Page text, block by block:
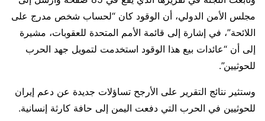
مجلس الأمن الدولي، أن الوقود كان “لحساب شخص مدرج على
اللائحة”، في إشارة إلى قائمة الأمم المتحدة للعقوبات، مشيرة
إلى أن “عائدات بيع هذا الوقود استخدمت لتمويل جهد الحرب
للحوثيين”.
وستثير نتائج التقرير على الأرجح تساؤلات جديدة عن دعم إيران
للحوثيين في الحرب التي دفعت اليمن إلى حافة كارثة إنسانية.